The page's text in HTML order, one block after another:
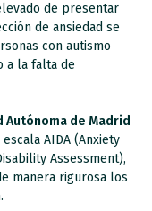
de presentar
de ansiedad se
con autismo
a la falta de
Autónoma de Madrid
AIDA (Anxiety
Assessment),
manera rigurosa los